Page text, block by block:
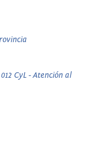
CyL - Atención al